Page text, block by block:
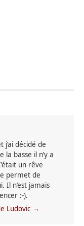
j’ai décidé de
la basse il n’y a
un rêve
permet de
Il n’est jamais
:-).
Ludovic →